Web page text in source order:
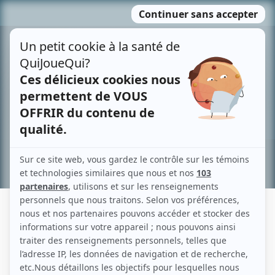
MENU
contenu
Recherche avancée »
JESSICA LUPIEN
Liens
Fiche de Jessica Lupien sur Showbizz.net